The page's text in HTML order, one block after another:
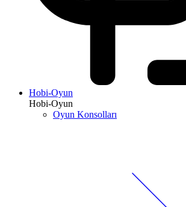
Hobi-Oyun
Hobi-Oyun
Oyun Konsolları